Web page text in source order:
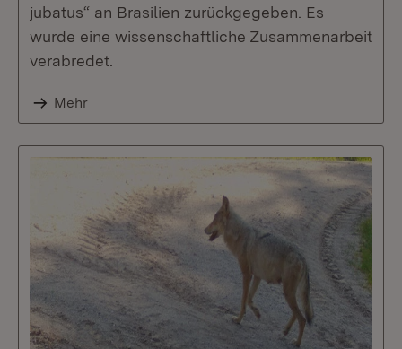
jubatus“ an Brasilien zurückgegeben. Es
wurde eine wissenschaftliche Zusammenarbeit
verabredet.
Mehr